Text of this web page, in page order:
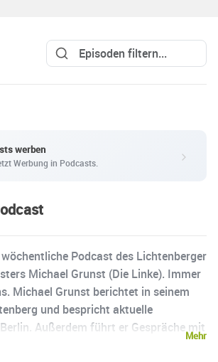
werben
Werbung in Podcasts.
wöchentliche Podcast des Lichtenberger
Michael Grunst (Die Linke). Immer
Michael Grunst berichtet in seinem
und bespricht aktuelle
Außerdem führt er Gespräche mit
Mehr